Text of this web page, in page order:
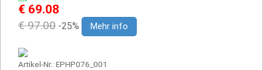
€ 69.08
€ 97.00 -25% Mehr info
Artikel-Nr.: EPHP076_001